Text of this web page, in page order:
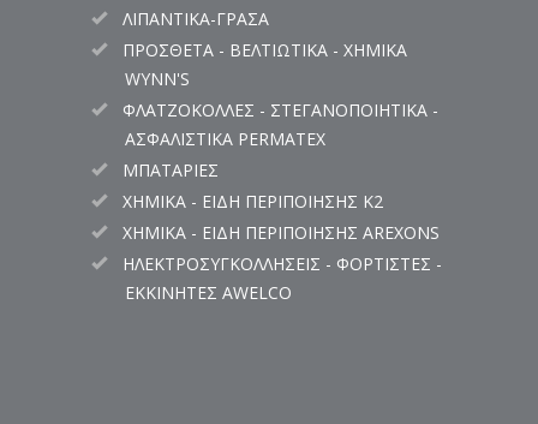
ΛΙΠΑΝΤΙΚΑ-ΓΡΑΣΑ
ΠΡΟΣΘΕΤΑ - ΒΕΛΤΙΩΤΙΚΑ - ΧΗΜΙΚΑ
WYNN'S
ΦΛΑΤΖΟΚΟΛΛΕΣ - ΣΤΕΓΑΝΟΠΟΙΗΤΙΚΑ -
ΑΣΦΑΛΙΣΤΙΚΑ PERMATEX
ΜΠΑΤΑΡΙΕΣ
ΧΗΜΙΚΑ - ΕΙΔΗ ΠΕΡΙΠΟΙΗΣΗΣ K2
ΧΗΜΙΚΑ - ΕΙΔΗ ΠΕΡΙΠΟΙΗΣΗΣ AREXONS
ΗΛΕΚΤΡΟΣΥΓΚΟΛΛΗΣΕΙΣ - ΦΟΡΤΙΣΤΕΣ -
ΕΚΚΙΝΗΤΕΣ AWELCO